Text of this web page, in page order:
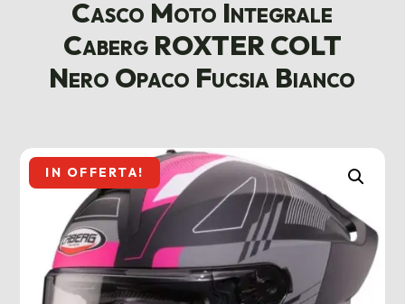
Casco Moto Integrale
Caberg ROXTER COLT
Nero Opaco Fucsia Bianco
IN OFFERTA!